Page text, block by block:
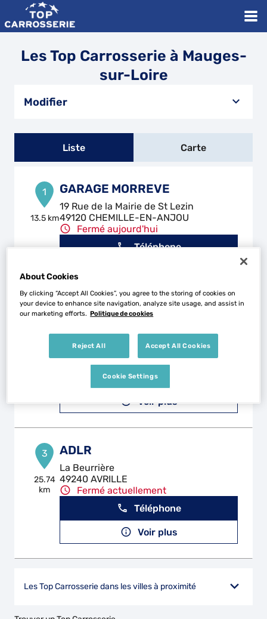
Les Top Carrosserie à Mauges-
sur-Loire
Modifier
Liste Carte
1
13.5 km
GARAGE MORREVE
19 Rue de la Mairie de St Lezin
49120 CHEMILLE-EN-ANJOU
Fermé aujourd'hui
Téléphone
km
SAM' AUTOMOBILES
Zi les Landes Fleuries
49600 BEAUPREAU-EN-MAUGES
Fermé aujourd'hui
Téléphone
Voir plus
3
25.74
km
ADLR
La Beurrière
49240 AVRILLE
Fermé actuellement
Téléphone
Voir plus
Les Top Carrosserie dans les villes à proximité
About Cookies
By clicking “Accept All Cookies”, you agree to the storing of cookies on
your device to enhance site navigation, analyze site usage, and assist in
our marketing efforts. Politique de cookies
Reject All Accept All Cookies
Cookie Settings